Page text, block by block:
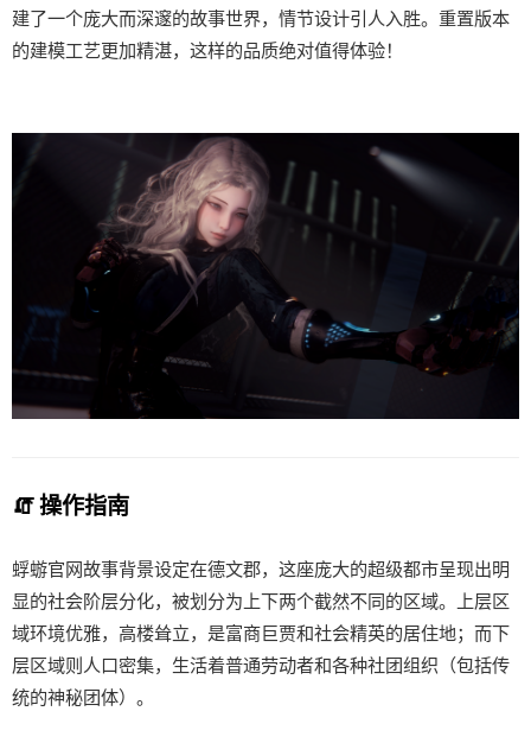
建了一个庞大而深邃的故事世界，情节设计引人入胜。重置版本
的建模工艺更加精湛，这样的品质绝对值得体验！
🧯 操作指南
蜉蝣官网故事背景设定在德文郡，这座庞大的超级都市呈现出明
显的社会阶层分化，被划分为上下两个截然不同的区域。上层区
域环境优雅，高楼耸立，是富商巨贾和社会精英的居住地；而下
层区域则人口密集，生活着普通劳动者和各种社团组织（包括传
统的神秘团体）。